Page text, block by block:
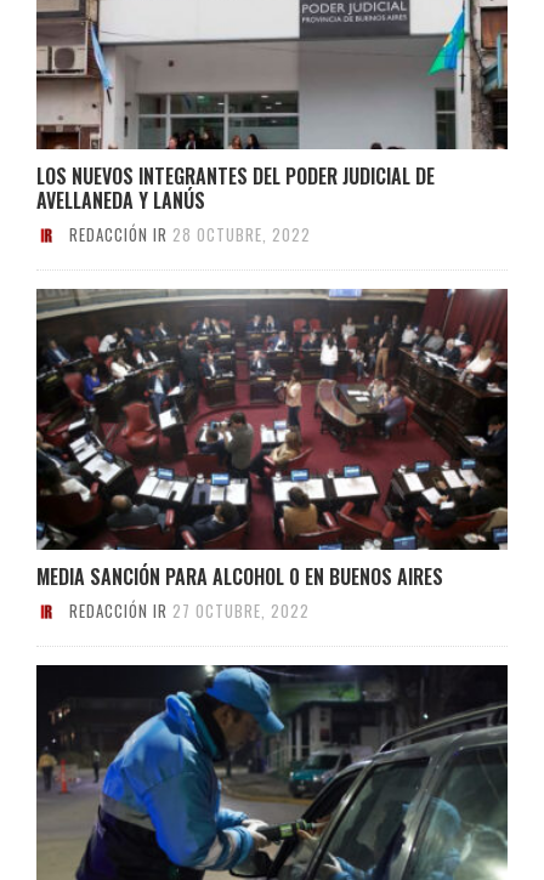
LOS NUEVOS INTEGRANTES DEL PODER JUDICIAL DE
AVELLANEDA Y LANÚS
REDACCIÓN IR 28 OCTUBRE, 2022
MEDIA SANCIÓN PARA ALCOHOL 0 EN BUENOS AIRES
REDACCIÓN IR 27 OCTUBRE, 2022